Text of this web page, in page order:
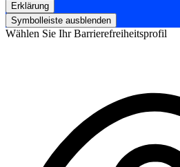
Erklärung
Symbolleiste ausblenden
Wählen Sie Ihr Barrierefreiheitsprofil